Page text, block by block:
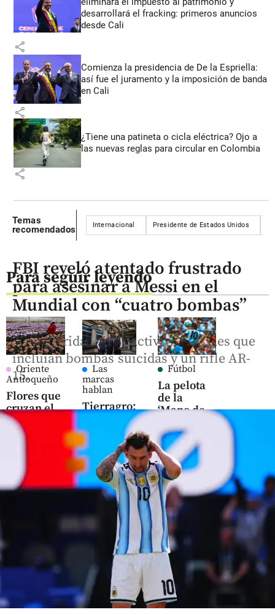
desarrollará el fracking: primeros anuncios
desde Cali
share
Comienza la presidencia de De la Espriella:
así fue el juramento y la imposición de banda
en Cali
share
¿Tiene una patineta o cicla eléctrica? Ojo a
las nuevas reglas para circular en Colombia
share
Temas
recomendados
Internacional Presidente de Estados Unidos
Para seguir leyendo
Oriente
Antioqueño
Flores que
cruzan el
cielo: así
es el
negocio
US$ 380
millones
en el
antioqueño
share
Las
marcas
hablan
Tierragro:
empresa
detrás de
la
Caminata
Canina y
de
Mascotas
share
Fútbol
La pelota
de la
‘Mano de
subasta:
¿cuánto
vale el
histórico
balón de
Maradona?
share
FBI reveló atentado frustrado
para asesinar a Messi en el
Mundial con “cuatro bombas”
Las autoridades desactivaron planes que
incluían bombas suicidas y un rifle AR-
15.